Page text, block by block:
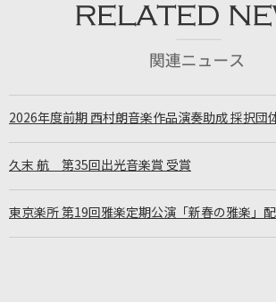
2026年度前期 西村朗音楽作品演奏助成 採択団
久末 航 第35回出光音楽賞 受賞
東京楽所 第19回雅楽定期公演「新春の雅楽」